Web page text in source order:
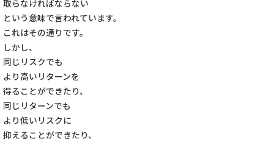
取らなければならない
という意味で言われています。
これはその通りです。
しかし、
同じリスクでも
より高いリターンを
得ることができたり、
同じリターンでも
より低いリスクに
抑えることができたり、